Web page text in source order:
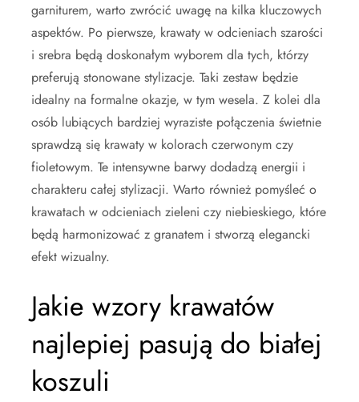
garniturem, warto zwrócić uwagę na kilka kluczowych
aspektów. Po pierwsze, krawaty w odcieniach szarości
i srebra będą doskonałym wyborem dla tych, którzy
preferują stonowane stylizacje. Taki zestaw będzie
idealny na formalne okazje, w tym wesela. Z kolei dla
osób lubiących bardziej wyraziste połączenia świetnie
sprawdzą się krawaty w kolorach czerwonym czy
fioletowym. Te intensywne barwy dodadzą energii i
charakteru całej stylizacji. Warto również pomyśleć o
krawatach w odcieniach zieleni czy niebieskiego, które
będą harmonizować z granatem i stworzą elegancki
efekt wizualny.
Jakie wzory krawatów
najlepiej pasują do białej
koszuli